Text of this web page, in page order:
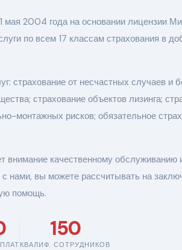
мая 2004 года на основании лицензии
по всем 17 классам страхования в
страхование от несчастных случаев и
страхование объектов лизинга;
монтажных рисков; обязательное
внимание качественному обслуживанию
нами, вы можете рассчитывать на
помощь.
150
КВАЛИФ. СОТРУДНИКОВ